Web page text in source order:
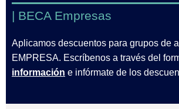
| BECA Empresas
Aplicamos descuentos para grupos de
EMPRESA. Escríbenos a través del
información e infórmate de los